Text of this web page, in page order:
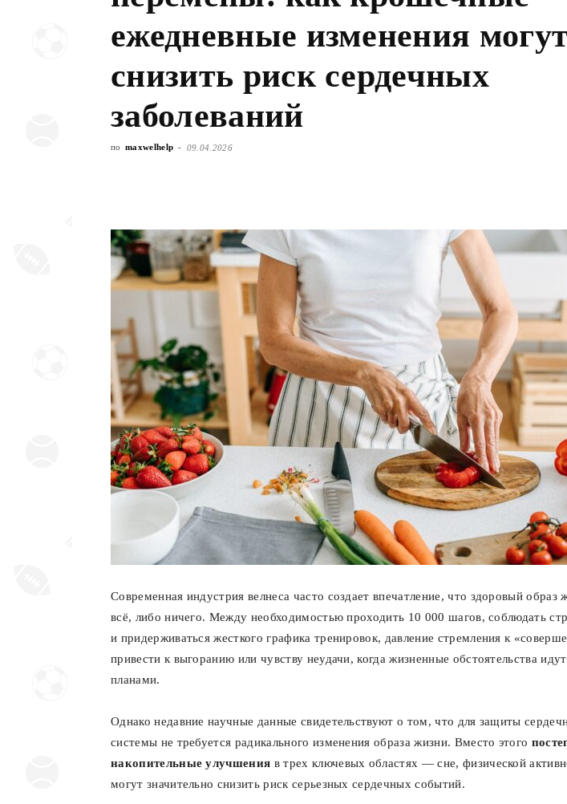
ежедневные изменения
снизить риск сердечных
заболеваний
по maxwelhelp - 09.04.2026
Современная индустрия велнеса часто создает впечатление, что здоровый
всё, либо ничего. Между необходимостью проходить 10 000 шагов, соблюдать
и придерживаться жесткого графика тренировок, давление стремления к
привести к выгоранию или чувству неудачи, когда жизненные обстоятельства идут
планами.
Однако недавние научные данные свидетельствуют о том, что для защиты
системы не требуется радикального изменения образа жизни. Вместо этого
накопительные улучшения в трех ключевых областях — сне, физической
могут значительно снизить риск серьезных сердечных событий.